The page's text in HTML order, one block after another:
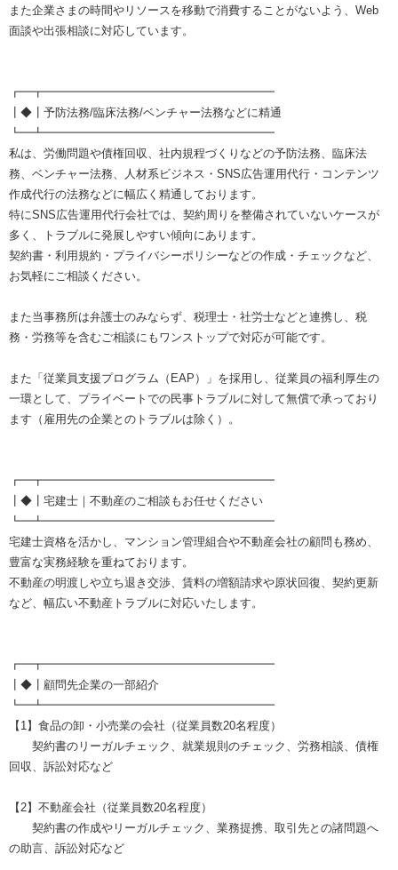
また企業さまの時間やリソースを移動で消費することがないよう、Web
面談や出張相談に対応しています。
┏━┳━━━━━━━━━━━━━━━━━━━━
┃◆┃予防法務/臨床法務/ベンチャー法務などに精通
┗━┻━━━━━━━━━━━━━━━━━━━━
私は、労働問題や債権回収、社内規程づくりなどの予防法務、臨床法
務、ベンチャー法務、人材系ビジネス・SNS広告運用代行・コンテンツ
作成代行の法務などに幅広く精通しております。
特にSNS広告運用代行会社では、契約周りを整備されていないケースが
多く、トラブルに発展しやすい傾向にあります。
契約書・利用規約・プライバシーポリシーなどの作成・チェックなど、
お気軽にご相談ください。
また当事務所は弁護士のみならず、税理士・社労士などと連携し、税
務・労務等を含むご相談にもワンストップで対応が可能です。
また「従業員支援プログラム（EAP）」を採用し、従業員の福利厚生の
一環として、プライベートでの民事トラブルに対して無償で承っており
ます（雇用先の企業とのトラブルは除く）。
┏━┳━━━━━━━━━━━━━━━━━━━━
┃◆┃宅建士｜不動産のご相談もお任せください
┗━┻━━━━━━━━━━━━━━━━━━━━
宅建士資格を活かし、マンション管理組合や不動産会社の顧問も務め、
豊富な実務経験を重ねております。
不動産の明渡しや立ち退き交渉、賃料の増額請求や原状回復、契約更新
など、幅広い不動産トラブルに対応いたします。
┏━┳━━━━━━━━━━━━━━━━━━━━
┃◆┃顧問先企業の一部紹介
┗━┻━━━━━━━━━━━━━━━━━━━━
【1】食品の卸・小売業の会社（従業員数20名程度）
契約書のリーガルチェック、就業規則のチェック、労務相談、債権
回収、訴訟対応など
【2】不動産会社（従業員数20名程度）
契約書の作成やリーガルチェック、業務提携、取引先との諸問題へ
の助言、訴訟対応など